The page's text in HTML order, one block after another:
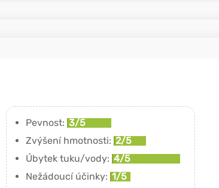
Pevnost: 3/5
Zvýšení hmotnosti: 2/5
Úbytek tuku/vody: 4/5
Nežádoucí účinky: 1/5